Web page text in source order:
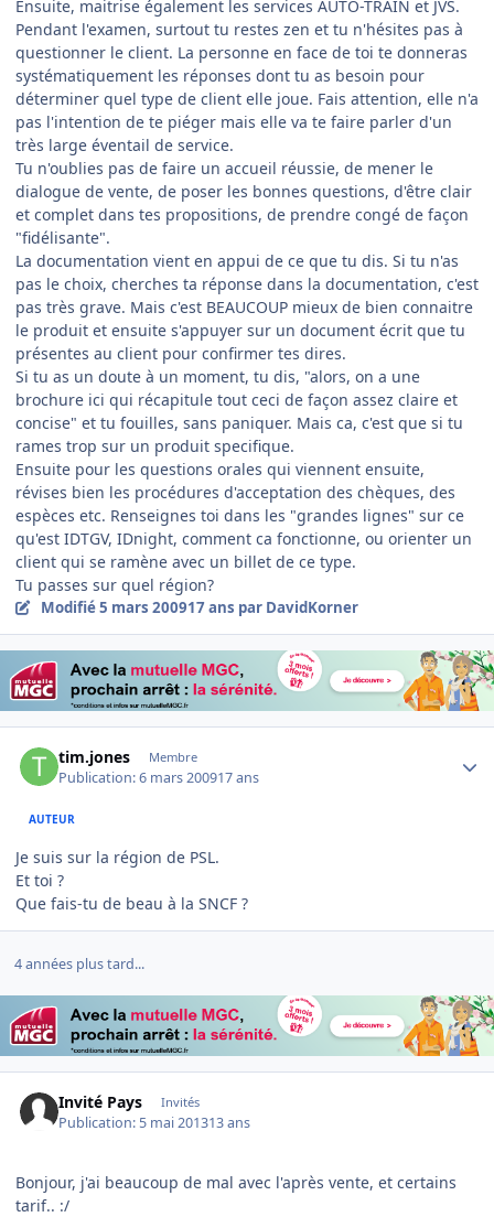
Ensuite, maitrise également les services AUTO-TRAIN et JVS.
Pendant l'examen, surtout tu restes zen et tu n'hésites pas à
questionner le client. La personne en face de toi te donneras
systématiquement les réponses dont tu as besoin pour
déterminer quel type de client elle joue. Fais attention, elle n'a
pas l'intention de te piéger mais elle va te faire parler d'un
très large éventail de service.
Tu n'oublies pas de faire un accueil réussie, de mener le
dialogue de vente, de poser les bonnes questions, d'être clair
et complet dans tes propositions, de prendre congé de façon
"fidélisante".
La documentation vient en appui de ce que tu dis. Si tu n'as
pas le choix, cherches ta réponse dans la documentation, c'est
pas très grave. Mais c'est BEAUCOUP mieux de bien connaitre
le produit et ensuite s'appuyer sur un document écrit que tu
présentes au client pour confirmer tes dires.
Si tu as un doute à un moment, tu dis, "alors, on a une
brochure ici qui récapitule tout ceci de façon assez claire et
concise" et tu fouilles, sans paniquer. Mais ca, c'est que si tu
rames trop sur un produit specifique.
Ensuite pour les questions orales qui viennent ensuite,
révises bien les procédures d'acceptation des chèques, des
espèces etc. Renseignes toi dans les "grandes lignes" sur ce
qu'est IDTGV, IDnight, comment ca fonctionne, ou orienter un
client qui se ramène avec un billet de ce type.
Tu passes sur quel région?
Modifié5 mars 200917 ans par DavidKorner
tim.jones Membre
Publication:6 mars 200917 ans
AUTEUR
Je suis sur la région de PSL.
Et toi ?
Que fais-tu de beau à la SNCF ?
4 années plus tard...
Invité Pays Invités
Publication: 5 mai 201313 ans
Bonjour, j'ai beaucoup de mal avec l'après vente, et certains
tarif.. :/